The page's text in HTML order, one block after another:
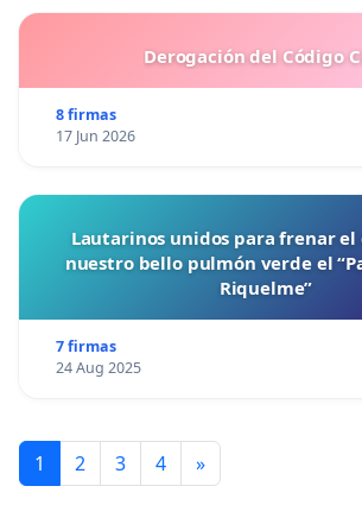
Derogación del Código
8 firmas
17 Jun 2026
Lautarinos unidos para frenar el
nuestro bello pulmón verde el
Riquelme”
7 firmas
24 Aug 2025
1 2 3 4 »